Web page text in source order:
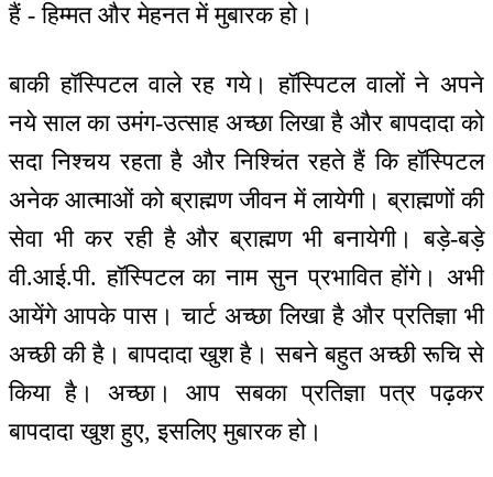
हैं - हिम्मत और मेहनत में मुबारक हो।
बाकी हॉस्पिटल वाले रह गये। हॉस्पिटल वालों ने अपने
नये साल का उमंग-उत्साह अच्छा लिखा है और बापदादा को
सदा निश्चय रहता है और निश्चिंत रहते हैं कि हॉस्पिटल
अनेक आत्माओं को ब्राह्मण जीवन में लायेगी। ब्राह्मणों की
सेवा भी कर रही है और ब्राह्मण भी बनायेगी। बड़े-बड़े
वी.आई.पी. हॉस्पिटल का नाम सुन प्रभावित होंगे। अभी
आयेंगे आपके पास। चार्ट अच्छा लिखा है और प्रतिज्ञा भी
अच्छी की है। बापदादा खुश है। सबने बहुत अच्छी रूचि से
किया है। अच्छा। आप सबका प्रतिज्ञा पत्र पढ़कर
बापदादा खुश हुए, इसलिए मुबारक हो।